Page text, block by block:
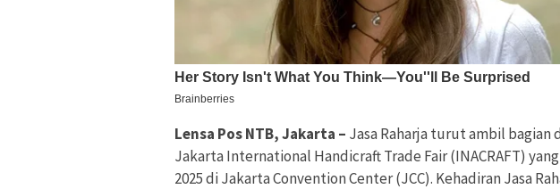
Lensa Pos NTB, Jakarta – Jasa Raharja turut ambil bagian
Jakarta International Handicraft Trade Fair (INACRAFT)
2025 di Jakarta Convention Center (JCC). Kehadiran Jasa